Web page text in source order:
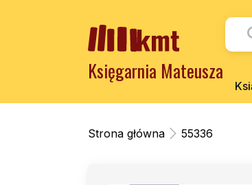
Księgarnia Mateusza
Strona główna 55336